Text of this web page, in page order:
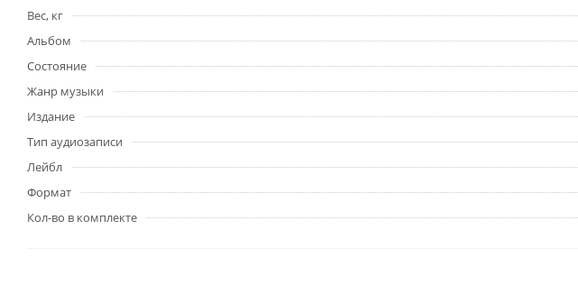
Вес, кг
Альбом
Состояние
Жанр музыки
Издание
Тип аудиозаписи
Лейбл
Формат
Кол-во в комплекте